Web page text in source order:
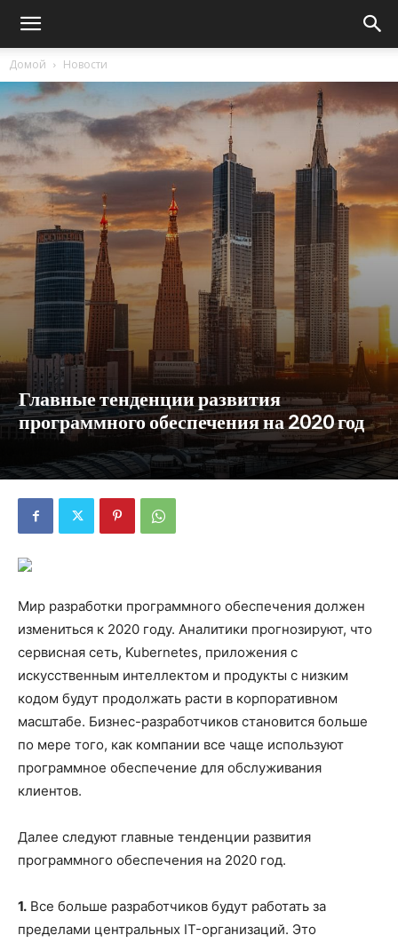
Домой Новости
Главные тенденции развития
программного обеспечения на 2020 год
Мир разработки программного обеспечения должен
измениться к 2020 году. Аналитики прогнозируют, что
сервисная сеть, Kubernetes, приложения с
искусственным интеллектом и продукты с низким
кодом будут продолжать расти в корпоративном
масштабе. Бизнес-разработчиков становится больше
по мере того, как компании все чаще используют
программное обеспечение для обслуживания
клиентов.
Далее следуют главные тенденции развития
программного обеспечения на 2020 год.
1. Все больше разработчиков будут работать за
пределами центральных IT-организаций. Это